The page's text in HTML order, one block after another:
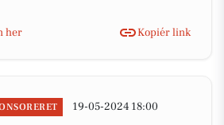
her Kopiér link
19-05-2024 18:00